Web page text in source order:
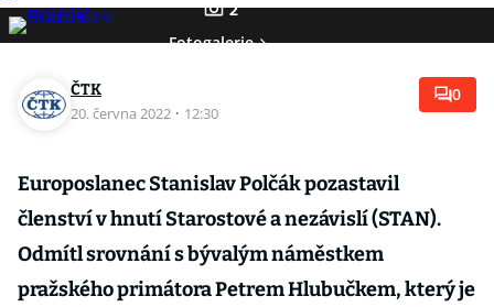
2
Fotogalerie
ČTK
20. června 2022 · 12:30
0
Europoslanec Stanislav Polčák pozastavil
členství v hnutí Starostové a nezávislí (STAN).
Odmítl srovnání s bývalým náměstkem
pražského primátora Petrem Hlubučkem, který je